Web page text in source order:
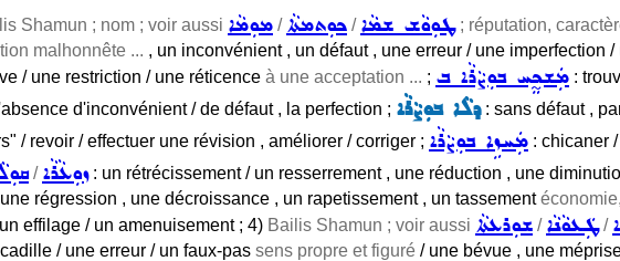
Shamun ; nom ; voir aussi ܡܘܼܡܵܐ /ܟܘܼܬܡܬܵܐ /ܛܘܼܘܵܫ ܫܡܵܐ; réputation,
malhonnête ... , un inconvénient , un défaut , une erreur / une imperfection
/ une restriction / une réticence à une acceptation ... ; ܡܲܫܟ̰ܸܚ ܒܘܼܨܵܪܵܐ ܒ :
d'inconvénient / de défaut , la perfection ; ܕܠܵܐ ܒܘܼܨܵܪܵܐ: sans défaut ,
/ revoir / effectuer une révision , améliorer / corriger ; ܡܲܚܙܹܐ ܒܘܼܨܵܪܵܐ : chicaner
/ܙܘܼܥܵܪܵܐ: un rétrécissement / un resserrement , une réduction , une
régression , une décroissance , un rapetissement , un tassement
effilage / un amenuisement ; 4) Bailis Shamun ; voir aussi ܫܘܼܪܥܬܵܐ /ܛܲܥܘܵܢܵܐ/
/ une erreur / un faux-pas sens propre et figuré / une bévue , une